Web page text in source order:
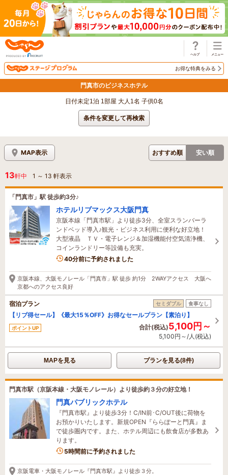
お得な特典をみる
門真市のビジネスホテル
日付未定1泊 1部屋 大人1名 子供0名
条件を変更して再検索
MAP表示 おすすめ順 安い順
13軒中 1 ～ 13 軒表示
「門真市」駅 徒歩約3分♪
ホテルリブマックス大阪門真
京阪本線「門真市駅」より徒歩3分、全室スランバーラ
ンドベッド導入♪観光・ビジネス利用に便利な好立地！
大型液晶 ＴＶ・電子レンジ＆加湿機能付空気清浄機、
コインランドリー等設備も充実。
2名がこの宿を見ています
京阪本線、大阪モノレール「門真市」駅 徒歩 約1分 2WAYアクセス 大阪へ
京都へのアクセス良好
宿泊プラン セミダブル 食事なし
【リブ得セール】《最大15％OFF》お得なセールプラン【素泊り】
ポイントUP 合計(税込)5,100円～
5,100円～/人(税込)
MAPを見る プランを見る(8件)
門真市駅（京阪本線・大阪モノレール）より徒歩約３分の好立地！
門真パブリックホテル
『門真市駅』より徒歩3分！C/IN前･C/OUT後に荷物を
お預かりいたします。新規OPEN『ららぽーと門真』ま
で徒歩圏内です。また、ホテル周辺にも飲食店が多数あ
ります。
2名がこの宿を見ています
京阪電車・大阪モノレール『門真市駅』より徒歩３分。